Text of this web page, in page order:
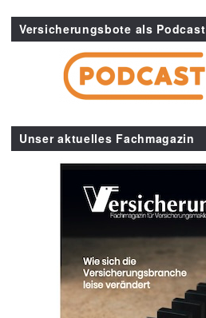
Versicherungsbote als Podcast
Unser aktuelles Fachmagazin